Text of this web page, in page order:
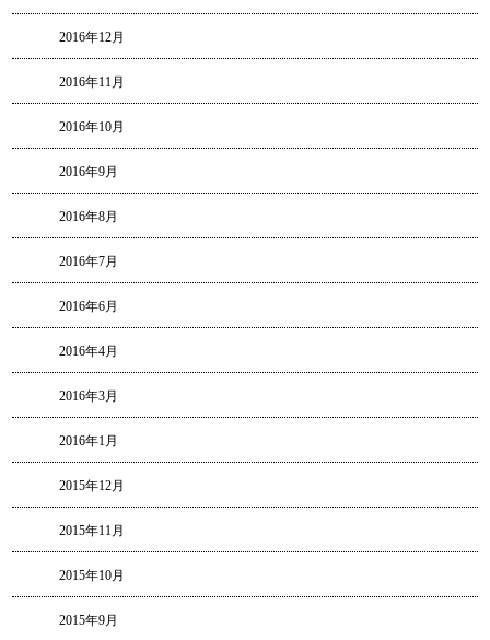
2016年12月
2016年11月
2016年10月
2016年9月
2016年8月
2016年7月
2016年6月
2016年4月
2016年3月
2016年1月
2015年12月
2015年11月
2015年10月
2015年9月